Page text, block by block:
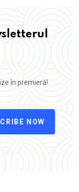
în premieră!
NOW